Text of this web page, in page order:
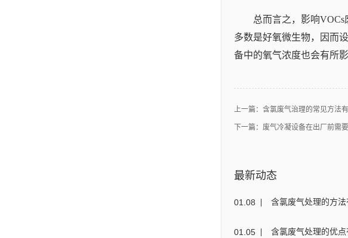
总而言之，影响
多数是好氧微生物，因而
备中的氧气浓度也会有所影
上一篇： 含氯废气治理‍的常见方法有
下一篇： 废气冷凝设备在出厂前需
最新动态
01 08 含氯废气处理的方
01 05 含氯废气处理的优点